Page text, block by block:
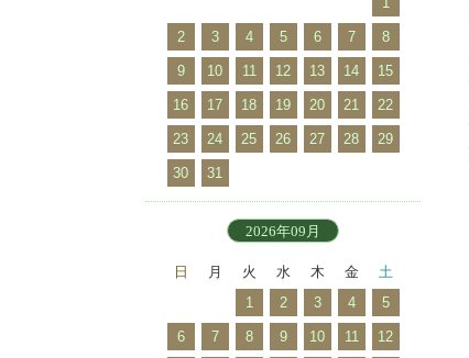
2 3 4 5 6 7 8
9 10 11 12 13 14 15
16 17 18 19 20 21 22
23 24 25 26 27 28 29
30 31
2026年09月
日 月 火 水 木 金
土
1
2 3 4 5
6 7 8 9 10 11 12